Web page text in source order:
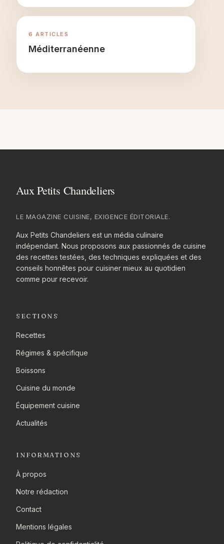
6 ARTICLES
Méditerranéenne
LE MAGAZINE CUISINE, EXIGENCE ÉDITORIALE.
Aux Petits Chandeliers est un média culinaire
indépendant. Nous proposons aux passionnés de cuisine
des recettes testées, des techniques expliquées et des
conseils honnêtes pour cuisiner mieux au quotidien
comme pour recevoir.
SECTIONS
Recettes
Régimes & spécifique
Boissons
Cuisine du monde
Équipement cuisine
Actualités
INFORMATIONS
À propos
Notre rédaction
Contact
Mentions légales